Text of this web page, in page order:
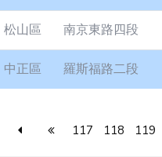
松山區 南京東路四段
中正區 羅斯福路二段
117 118 119